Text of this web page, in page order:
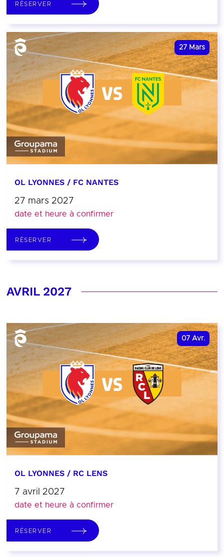
RÉSERVER
27 Mars
OL LYONNES / FC NANTES
27 mars 2027
date et heure à confirmer
RÉSERVER
AVRIL 2027
07 Avr.
OL LYONNES / RC LENS
7 avril 2027
date et heure à confirmer
RÉSERVER